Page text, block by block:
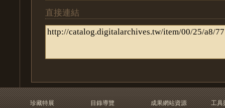
直接連結
珍藏特展
目錄導覽
成果網站資源
工具